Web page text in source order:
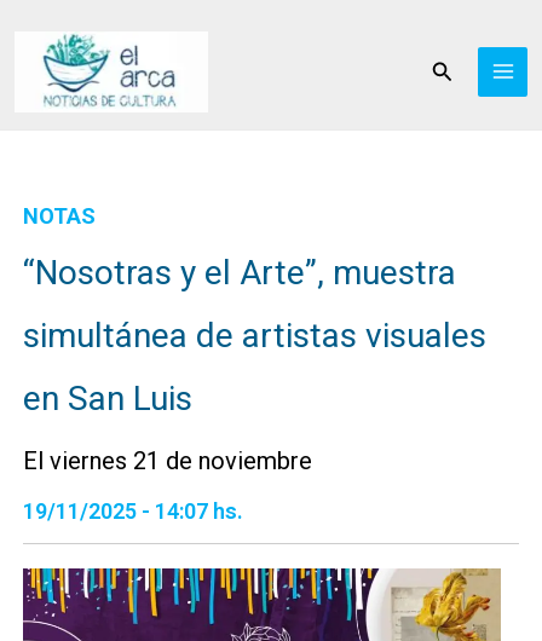
contenido
Buscar
NOTAS
“Nosotras y el Arte”, muestra
simultánea de artistas visuales
en San Luis
El viernes 21 de noviembre
19/11/2025 - 14:07 hs.